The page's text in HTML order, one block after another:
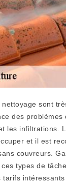
sont
des problèmes
les infiltrations.
et il est
couvreurs.
types de
tarifs